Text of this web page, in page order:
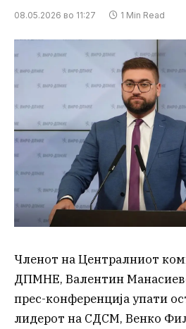
08.05.2026 во 11:27 1 Min Read
Членот на Централниот
ДПМНЕ, Валентин
прес-конференција упати
лидерот на СДСМ, Венко